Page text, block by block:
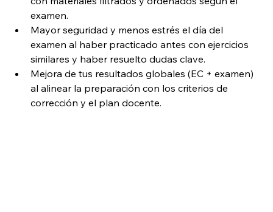
examen.
Mayor seguridad y menos estrés el día del
examen al haber practicado antes con ejercicios
similares y haber resuelto dudas clave.
Mejora de tus resultados globales (EC + examen)
al alinear la preparación con los criterios de
corrección y el plan docente.